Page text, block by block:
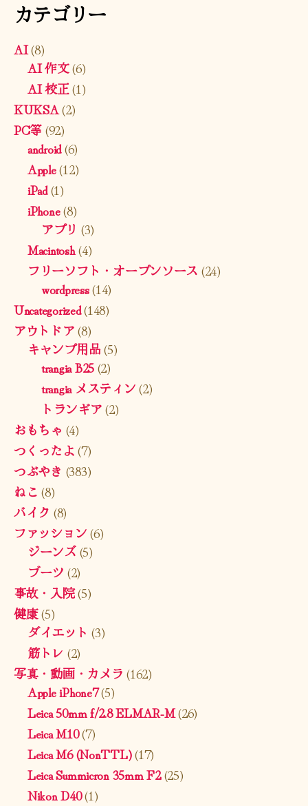
カテゴリー
AI(8)
AI 作文(6)
AI 校正(1)
KUKSA(2)
PC等(92)
android(6)
Apple(12)
iPad(1)
iPhone(8)
アプリ (3)
Macintosh(4)
フリーソフト・オープンソース (24)
wordpress(14)
Uncategorized(148)
アウトドア(8)
キャンプ用品(5)
trangia B25(2)
trangia メスティン(2)
トランギア(2)
おもちゃ (4)
つくったよ(7)
つぶやき (383)
ねこ (8)
バイク (8)
ファッション(6)
ジーンズ(5)
ブーツ (2)
事故・入院(5)
健康(5)
ダイエット (3)
筋トレ (2)
写真・動画・カメラ (162)
Apple iPhone7(5)
Leica 50mm f/2.8 ELMAR-M(26)
Leica M10(7)
Leica M6 (NonTTL)(17)
Leica Summicron 35mm F2(25)
Nikon D40(1)